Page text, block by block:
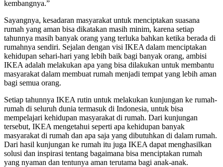
kembangnya.”
Sayangnya, kesadaran masyarakat untuk menciptakan suasana
rumah yang aman bisa dikatakan masih minim, karena setiap
tahunnya masih banyak orang yang terluka bahkan ketika berada di
rumahnya sendiri. Sejalan dengan visi IKEA dalam menciptakan
kehidupan sehari-hari yang lebih baik bagi banyak orang, ambisi
IKEA adalah melakukan apa yang bisa dilakukan untuk membantu
masyarakat dalam membuat rumah menjadi tempat yang lebih aman
bagi semua orang.
Setiap tahunnya IKEA rutin untuk melakukan kunjungan ke rumah-
rumah di seluruh dunia termasuk di Indonesia, untuk bisa
mempelajari kehidupan masyarakat di rumah. Dari kunjungan
tersebut, IKEA mengetahui seperti apa kehidupan banyak
masyarakat di rumah dan apa saja yang dibutuhkan di dalam rumah.
Dari hasil kunjungan ke rumah itu juga IKEA dapat menghasilkan
solusi dan inspirasi tentang bagaimana bisa menciptakan rumah
yang nyaman dan tentunya aman terutama bagi anak-anak.